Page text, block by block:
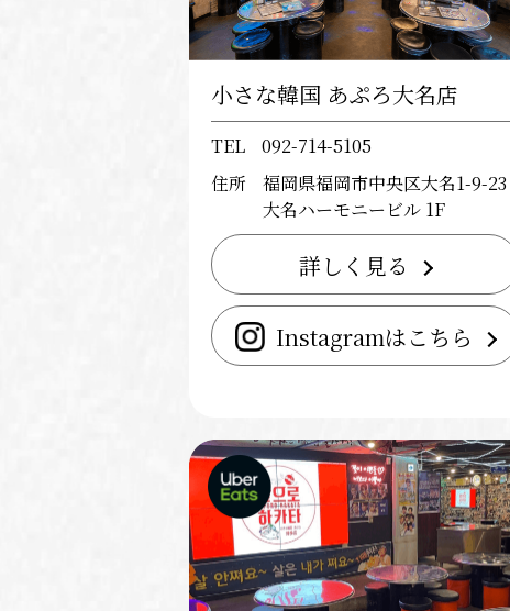
小さな韓国 あぷろ大名店
TEL
092-714-5105
住所
福岡県福岡市中央区大名1-9-23
大名ハーモニービル 1F
詳しく見る
Instagramはこちら